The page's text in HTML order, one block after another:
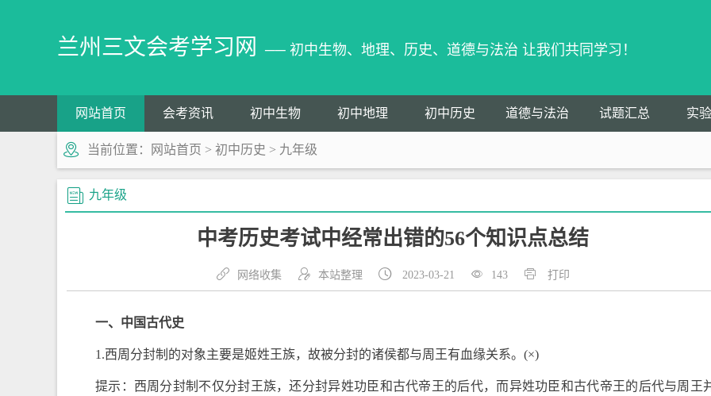
兰州三文会考学习网 ── 初中生物、地理、历史、道德与法治 让我们共同学习！
网站首页 会考资讯 初中生物 初中地理 初中历史 道德与法治 试题汇总 实
当前位置： 网站首页 > 初中历史 > 九年级
九年级
中考历史考试中经常出错的56个知识点总结
网络收集 本站整理 2023-03-21 143 打印
一、中国古代史
1.西周分封制的对象主要是姬姓王族，故被分封的诸侯都与周王有血缘关系。(×)
提示：西周分封制不仅分封王族，还分封异姓功臣和古代帝王的后代，而异姓功臣和古代帝王的后代与周王